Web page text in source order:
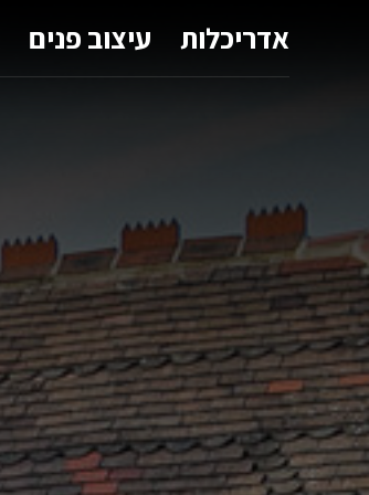
אדריכלות עיצוב פנים